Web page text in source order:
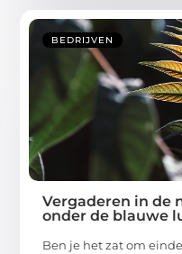
BEDRIJVEN
Vergaderen in de
onder de blauwe
Ben je het zat om